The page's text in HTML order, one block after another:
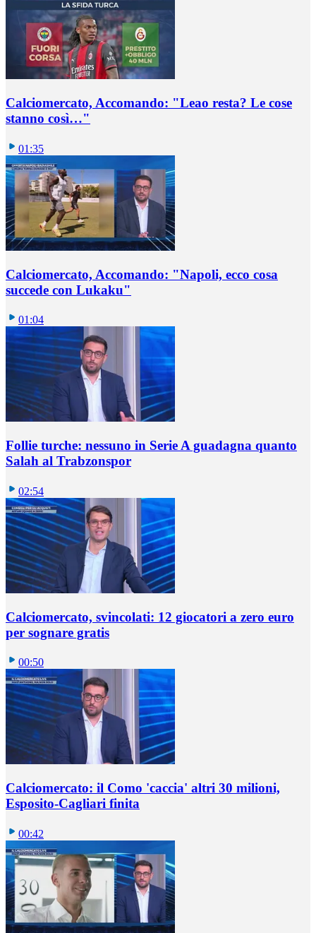
Calciomercato, Accomando: "Leao resta? Le cose
stanno così…"
01:35
Calciomercato, Accomando: "Napoli, ecco cosa
succede con Lukaku"
01:04
Follie turche: nessuno in Serie A guadagna quanto
Salah al Trabzonspor
02:54
Calciomercato, svincolati: 12 giocatori a zero euro
per sognare gratis
00:50
Calciomercato: il Como 'caccia' altri 30 milioni,
Esposito-Cagliari finita
00:42